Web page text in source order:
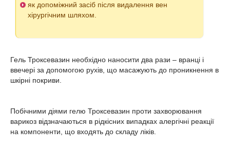
як допоміжний засіб після видалення вен
хірургічним шляхом.
Гель Троксевазин необхідно наносити два рази – вранці і
ввечері за допомогою рухів, що масажують до проникнення в
шкірні покриви.
Побічними діями гелю Троксевазин проти захворювання
варикоз відзначаються в рідкісних випадках алергічні реакції
на компоненти, що входять до складу ліків.